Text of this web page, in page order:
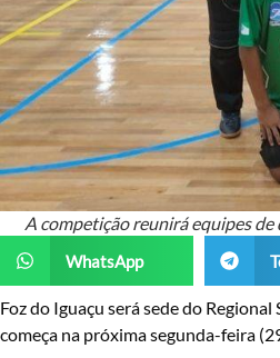
A competição reunirá equipes de
WhatsApp
Foz do Iguaçu será sede do
começa na próxima segunda-feira